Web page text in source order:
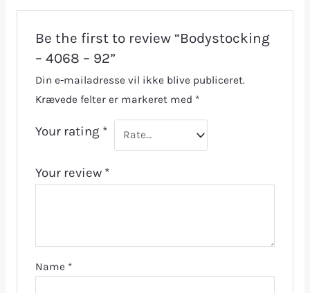
Be the first to review “Bodystocking
– 4068 – 92”
Din e-mailadresse vil ikke blive publiceret.
Krævede felter er markeret med *
Your rating *
Your review *
Name *